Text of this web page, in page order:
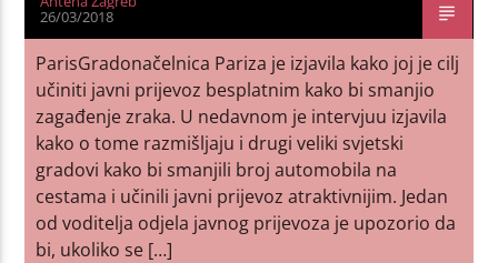
26/03/2018
ParisGradonačelnica Pariza je izjavila kako joj je cilj
učiniti javni prijevoz besplatnim kako bi smanjio
zagađenje zraka. U nedavnom je intervjuu izjavila
kako o tome razmišljaju i drugi veliki svjetski
gradovi kako bi smanjili broj automobila na
cestama i učinili javni prijevoz atraktivnijim. Jedan
od voditelja odjela javnog prijevoza je upozorio da
bi, ukoliko se […]